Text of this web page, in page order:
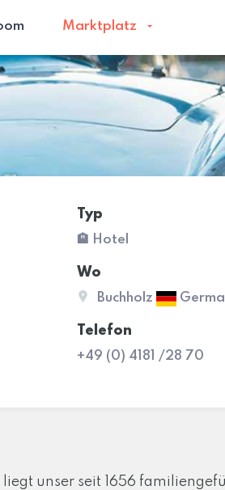
Marktplatz
Typ
🏨 Hotel
Wo
Buchholz
Telefon
+49 (0) 4181 /28 70
unser seit 1656